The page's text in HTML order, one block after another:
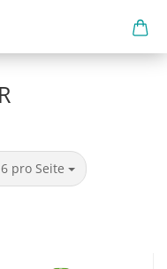
pro Seite
Seite